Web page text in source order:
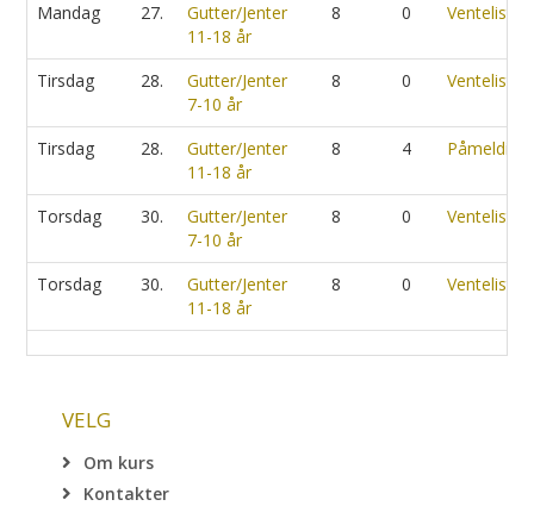
Mandag 27.
Gutter/Jenter
11-18 år
8 0 Venteliste
Tirsdag 28.
Gutter/Jenter
7-10 år
8 0 Venteliste
Tirsdag 28.
Gutter/Jenter
11-18 år
8 4 Påmelding
Torsdag 30.
Gutter/Jenter
7-10 år
8 0 Venteliste
Torsdag 30.
Gutter/Jenter
11-18 år
8 0 Venteliste
VELG
Om kurs
Kontakter